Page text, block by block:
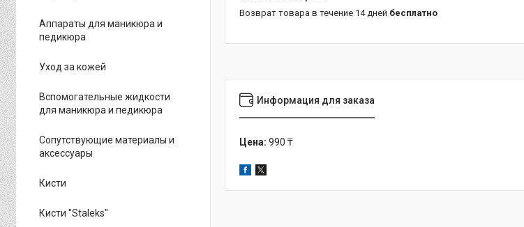
возврат товара в течение 14 дней бесплатно
Информация для заказа
Цена: 990 ₸
Аппараты для маникюра и
педикюра
Уход за кожей
Вспомогательные жидкости
для маникюра и педикюра
Сопутствующие материалы и
аксессуары
Кисти
Кисти "Staleks"